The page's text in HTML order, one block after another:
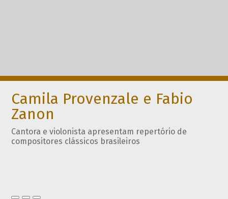
Camila Provenzale e Fabio
Zanon
Cantora e violonista apresentam repertório de
compositores clássicos brasileiros